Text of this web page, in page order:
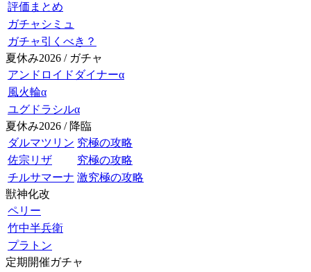
評価まとめ
ガチャシミュ
ガチャ引くべき？
夏休み2026 / ガチャ
アンドロイドダイナーα
風火輪α
ユグドラシルα
夏休み2026 / 降臨
ダルマツリン 究極の攻略
佐宗リザ
究極の攻略
チルサマーナ 激究極の攻略
獣神化改
ペリー
竹中半兵衛
プラトン
定期開催ガチャ